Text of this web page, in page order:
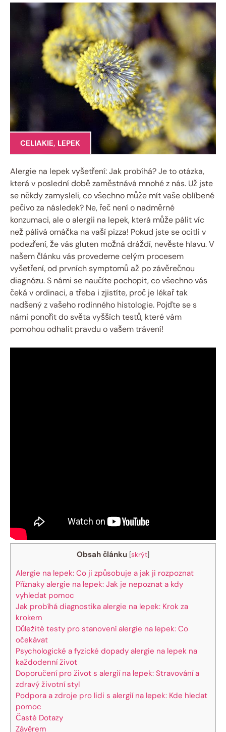
CELIAKIE, LEPEK
Alergie na lepek vyšetření: Jak probíhá? Je to otázka,
která v poslední době zaměstnává mnohé z nás. Už jste
se někdy zamysleli, co všechno může mít vaše oblíbené
pečivo za následek? Ne, řeč není o nadměrné
konzumaci, ale o alergii na lepek, která může pálit víc
než pálivá omáčka na vaší pizza! Pokud jste se ocitli v
podezření, že vás gluten možná dráždí, nevěste hlavu. V
našem článku vás provedeme celým procesem
vyšetření, od prvních symptomů až po závěrečnou
diagnózu. S námi se naučíte pochopit, co všechno vás
čeká v ordinaci, a třeba i zjistíte, proč je lékař tak
nadšený z vašeho rodinného histologie. Pojďte se s
námi ponořit do světa vyšších testů, které vám
pomohou odhalit pravdu o vašem trávení!
Obsah článku [skrýt]
Alergie na lepek: Co ji způsobuje a jak ji rozpoznat
Příznaky alergie na lepek: Jak je nepoznat a kdy
vyhledat pomoc
Jak probíhá diagnostika alergie na lepek: Krok za
krokem
Důležité testy pro stanovení alergie na lepek: Co
očekávat
Psychologické a fyzické dopady alergie na lepek na
každodenní život
Doporučení pro život s alergií na lepek: Stravování a
zdravý životní styl
Podpora a zdroje pro lidi s alergií na lepek: Kde hledat
pomoc
Časté Dotazy
Závěrem